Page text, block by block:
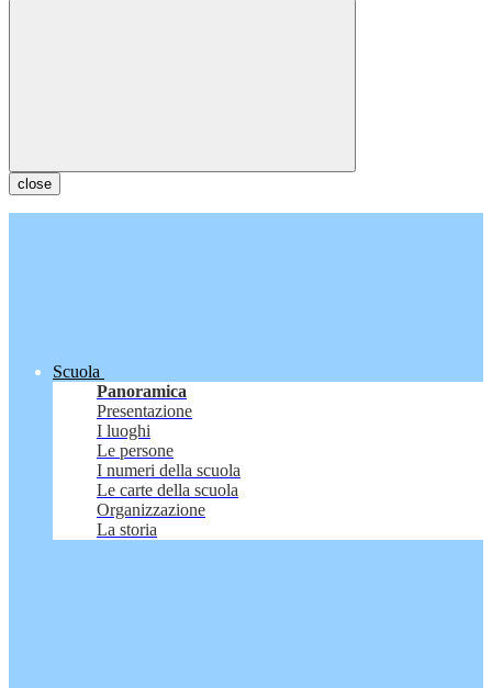
close
Scuola
Panoramica
Presentazione
I luoghi
Le persone
I numeri della scuola
Le carte della scuola
Organizzazione
La storia